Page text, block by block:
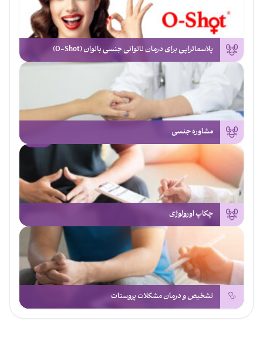
پلاسماتراپی برای درمان ناتوانی جنسی بانوان (O-Shot)
مشاوره جنسی
چکاپ اورولوژی
تشخیص و درمان مشکلات پروستات